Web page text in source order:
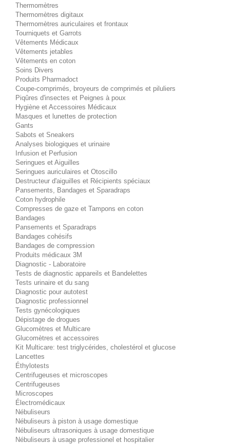
Thermomètres
Thermomètres digitaux
Thermomètres auriculaires et frontaux
Tourniquets et Garrots
Vêtements Médicaux
Vêtements jetables
Vêtements en coton
Soins Divers
Produits Pharmadoct
Coupe-comprimés, broyeurs de comprimés et piluliers
Piqûres d'insectes et Peignes à poux
Hygiène et Accessoires Médicaux
Masques et lunettes de protection
Gants
Sabots et Sneakers
Analyses biologiques et urinaire
Infusion et Perfusion
Seringues et Aiguilles
Seringues auriculaires et Otoscillo
Destructeur d'aiguilles et Récipients spéciaux
Pansements, Bandages et Sparadraps
Coton hydrophile
Compresses de gaze et Tampons en coton
Bandages
Pansements et Sparadraps
Bandages cohésifs
Bandages de compression
Produits médicaux 3M
Diagnostic - Laboratoire
Tests de diagnostic appareils et Bandelettes
Tests urinaire et du sang
Diagnostic pour autotest
Diagnostic professionnel
Tests gynécologiques
Dépistage de drogues
Glucomètres et Multicare
Glucomètres et accessoires
Kit Multicare: test triglycérides, cholestérol et glucose
Lancettes
Éthylotests
Centrifugeuses et microscopes
Centrifugeuses
Microscopes
Électromédicaux
Nébuliseurs
Nébuliseurs à piston à usage domestique
Nébuliseurs ultrasoniques à usage domestique
Nébuliseurs à usage professionel et hospitalier